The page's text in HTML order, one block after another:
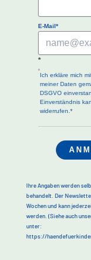
E-Mail*
*
Ich erkläre mich
meiner Daten
DSGVO
Einverständnis
widerrufen.*
Ihre Angaben werden
behandelt. Der
Wochen und kann
werden. (Siehe auch
unter:
https://